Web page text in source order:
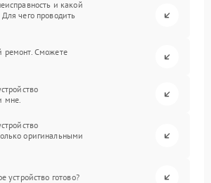
и какой
чего проводить
ремонт. Сможете
мне.
оригинальными
устройство готово?